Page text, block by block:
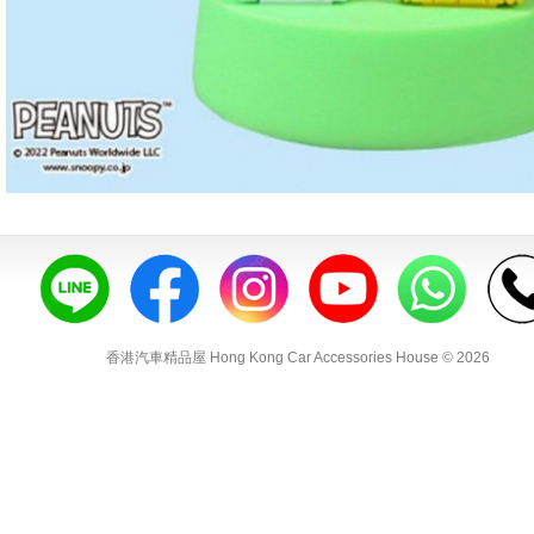
香港汽車精品屋 Hong Kong Car Accessories House © 2026